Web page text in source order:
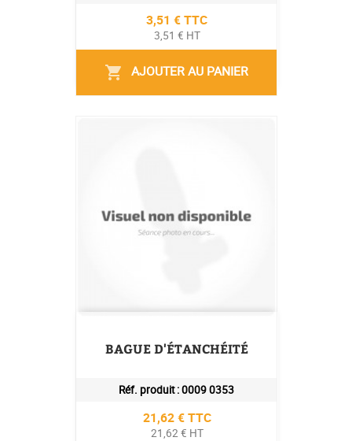
Prix
3,51 € TTC
3,51 € HT
shopping_cart AJOUTER AU PANIER
BAGUE D'ÉTANCHÉITÉ
Réf. produit :0009 0353
Prix
21,62 € TTC
21,62 € HT